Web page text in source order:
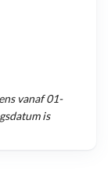
vanaf01-
is